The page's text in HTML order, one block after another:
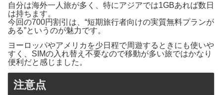
自分は海外一人旅が多く、特にアジアでは1GBあれば数日
は持ちます。
今回の700円割引は、“短期旅行者向けの実質無料プランが
ある”というのが魅力です。
ヨーロッパやアメリカを少日程で周遊するときにも使いや
すく、SIMの入れ替え不要なので移動が多い旅ではかなり
便利だと感じました。
注意点